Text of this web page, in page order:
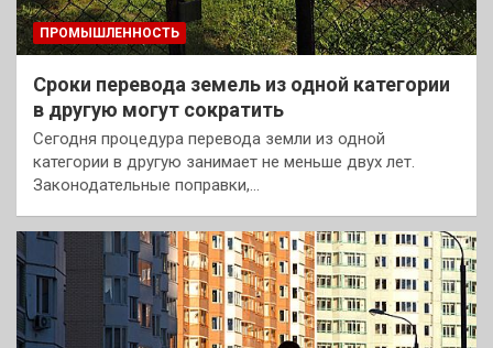
ПРОМЫШЛЕННОСТЬ
Сроки перевода земель из одной категории
в другую могут сократить
Сегодня процедура перевода земли из одной
категории в другую занимает не меньше двух лет.
Законодательные поправки,…